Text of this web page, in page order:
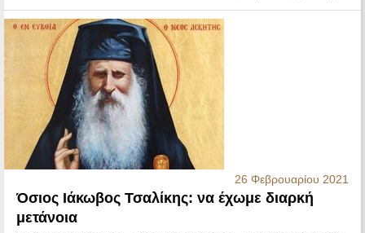
26 Φεβρουαρίου 2021
Όσιος Ιάκωβος Τσαλίκης: να έχωμε διαρκή
μετάνοια